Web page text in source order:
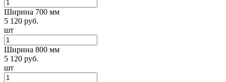
Ширина 700 мм
5 120 руб.
шт
Ширина 800 мм
5 120 руб.
шт